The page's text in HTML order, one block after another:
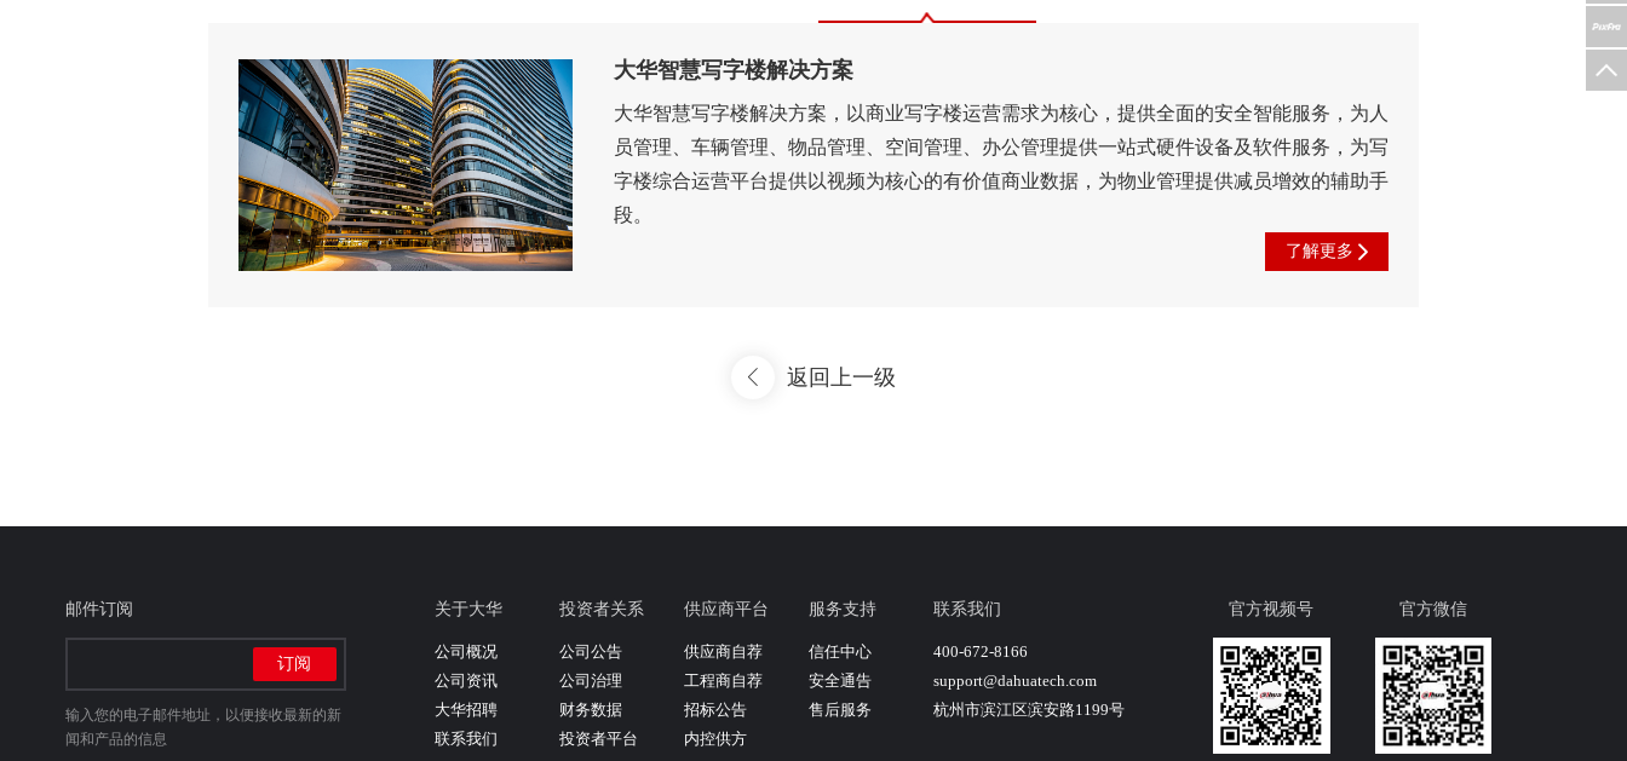
大华智慧写字楼解决方案
大华智慧写字楼解决方案，以商业写字楼运营需求为核心，提供全面的安全智能服务，为人
员管理、车辆管理、物品管理、空间管理、办公管理提供一站式硬件设备及软件服务，为写
字楼综合运营平台提供以视频为核心的有价值商业数据，为物业管理提供减员增效的辅助手
段。
了解更多
返回上一级
邮件订阅
输入您的电子邮件地址，以便接收最新的新
闻和产品的信息
关于大华
公司概况
公司资讯
大华招聘
联系我们
投资者关系
公司公告
公司治理
财务数据
投资者平台
供应商平台
供应商自荐
工程商自荐
招标公告
内控供方
服务支持
信任中心
安全通告
售后服务
联系我们
400-672-8166
support@dahuatech.com
杭州市滨江区滨安路1199号
官方视频号 官方微信